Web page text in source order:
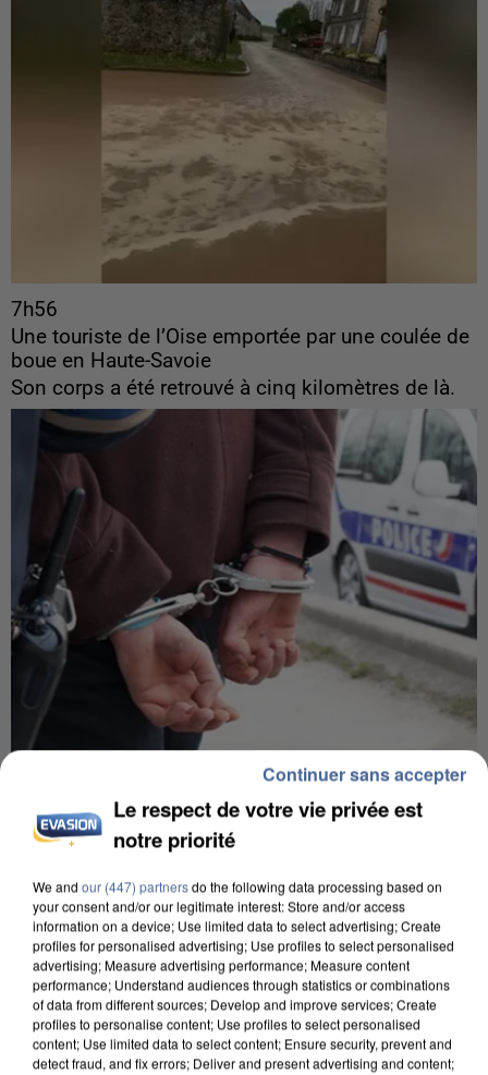
7h56
Une touriste de l’Oise emportée par une coulée de
boue en Haute-Savoie
Son corps a été retrouvé à cinq kilomètres de là.
L’un des fondateurs supposés de la DZ Mafia
interpellé en Algérie
France.
Le respect de votre vie privée est
notre priorité
We and our (447) partnersdo the following data processing based on
your consent and/or our legitimate interest: Store and/or access
information on a device; Use limited data to select advertising; Create
profiles for personalised advertising; Use profiles to select personalised
advertising; Measure advertising performance; Measure content
performance; Understand audiences through statistics or combinations
of data from different sources; Develop and improve services; Create
profiles to personalise content; Use profiles to select personalised
content; Use limited data to select content; Ensure security, prevent and
detect fraud, and fix errors; Deliver and present advertising and content;
Continuer sans accepter